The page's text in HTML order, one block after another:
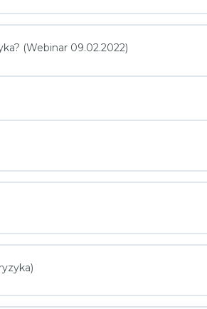
(Webinar 09.02.2022)